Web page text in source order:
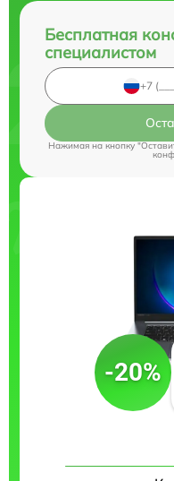
Бесплатная
специалистом
Нажимая на кнопку
-20%